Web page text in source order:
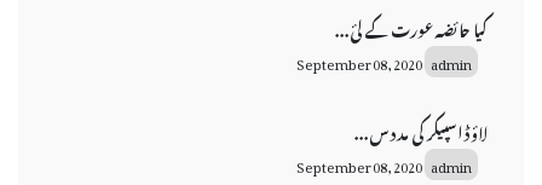
کیا حائضہ عورت کے لئ...
admin
September 08, 2020
لاؤڈ اسپیکر کی مدد س...
admin
September 08, 2020